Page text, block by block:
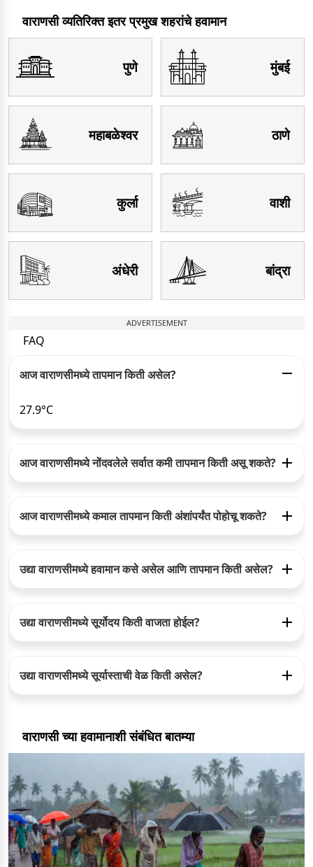
वाराणसी व्यतिरिक्त इतर प्रमुख शहरांचे हवामान
पुणे मुंबई
महाबळेश्वर ठाणे
कुर्ला वाशी
अंधेरी बांद्रा
ADVERTISEMENT
FAQ
आज वाराणसीमध्ये तापमान किती असेल?
27.9°C
आज वाराणसीमध्ये नोंदवलेले सर्वात कमी तापमान किती असू शकते?
आज वाराणसीमध्ये कमाल तापमान किती अंशांपर्यंत पोहोचू शकते?
उद्या वाराणसीमध्ये हवामान कसे असेल आणि तापमान किती असेल?
उद्या वाराणसीमध्ये सूर्योदय किती वाजता होईल?
उद्या वाराणसीमध्ये सूर्यास्ताची वेळ किती असेल?
वाराणसी च्या हवामानाशी संबंधित बातम्या